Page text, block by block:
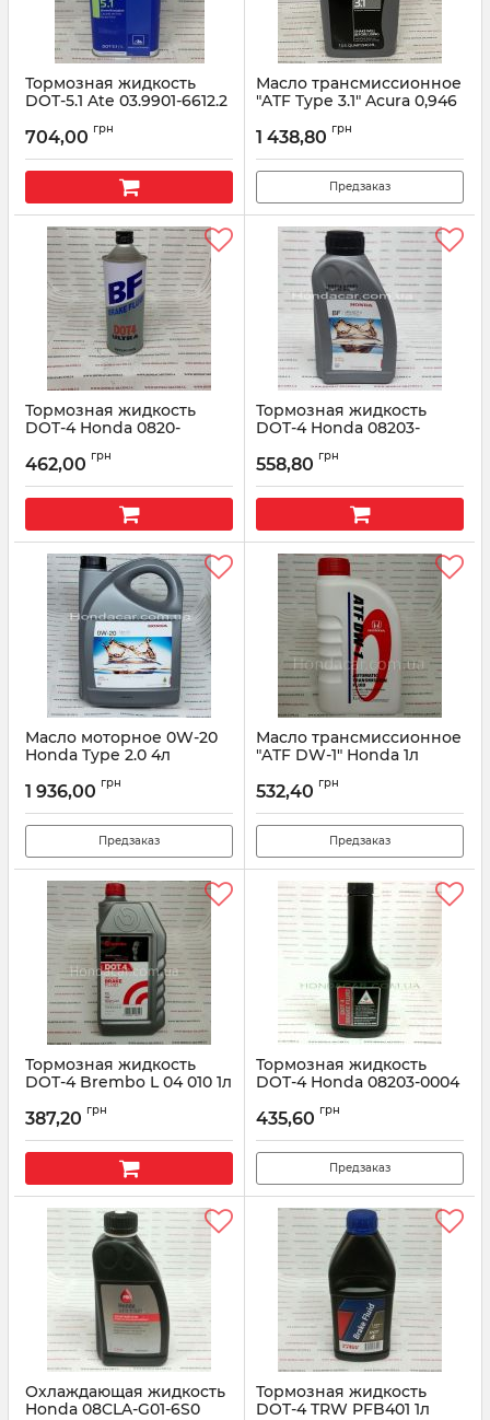
Тормозная жидкость
DOT-5.1 Ate 03.9901-6612.2
Артикул: 03990166122
704,00 грн
Масло трансмиссионное
"ATF Type 3.1" Acura 0,946
Артикул: 082009017A
1 438,80 грн
Предзаказ
Тормозная жидкость
DOT-4 Honda 0820-
Артикул: 0820-399938
462,00 грн
Тормозная жидкость
DOT-4 Honda 08203-
Артикул: 0820399938HE
558,80 грн
Масло моторное 0W-20
Honda Type 2.0 4л
Артикул: 08232P99K4LHE
1 936,00 грн
Предзаказ
Масло трансмиссионное
"ATF DW-1" Honda 1л
Артикул: 08268P99ZAY1
532,40 грн
Предзаказ
Тормозная жидкость
DOT-4 Brembo L 04 010 1л
387,20 грн
Тормозная жидкость
DOT-4 Honda 08203-0004
Артикул: 082030004
435,60 грн
Предзаказ
Охлаждающая жидкость
Honda 08CLA-G01-6S0
Тормозная жидкость
DOT-4 TRW PFB401 1л